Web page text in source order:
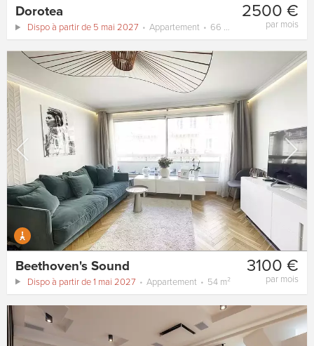
2500 €
par mois
Dorotea
Dispo à partir de 5 mai 2027 Appartement 66 m²
3100 €
par mois
Beethoven's Sound
Dispo à partir de 1 mai 2027 Appartement 54 m²